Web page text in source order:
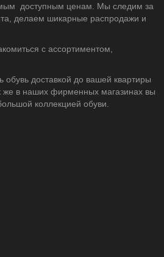
доступным ценам. Мы следим за
делаем шикарные распродажи и
с ассортиментом,
обувь доставкой до вашей квартиры
же в наших фирменных магазинах вы
коллекцией обуви.